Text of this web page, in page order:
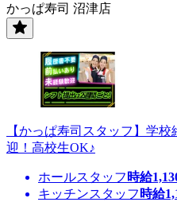
かっぱ寿司 沼津店
【かっぱ寿司スタッフ】学
迎！高校生OK♪
ホールスタッフ 時給
キッチンスタッフ 時給